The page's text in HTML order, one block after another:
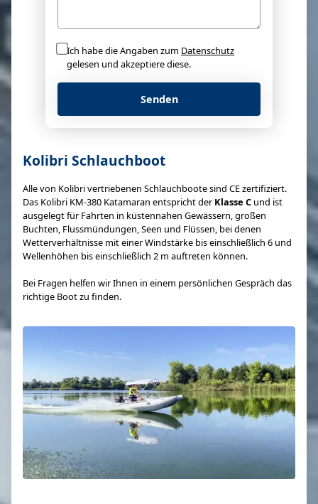
Ich habe die Angaben zum Datenschutz
gelesen und akzeptiere diese.
Senden
Kolibri Schlauchboot
Alle von Kolibri vertriebenen Schlauchboote sind CE zertifiziert.
Das Kolibri KM-380 Katamaran entspricht der Klasse C und ist
ausgelegt für Fahrten in küstennahen Gewässern, großen
Buchten, Flussmündungen, Seen und Flüssen, bei denen
Wetterverhältnisse mit einer Windstärke bis einschließlich 6 und
Wellenhöhen bis einschließlich 2 m auftreten können.
Bei Fragen helfen wir Ihnen in einem persönlichen Gespräch das
richtige Boot zu finden.